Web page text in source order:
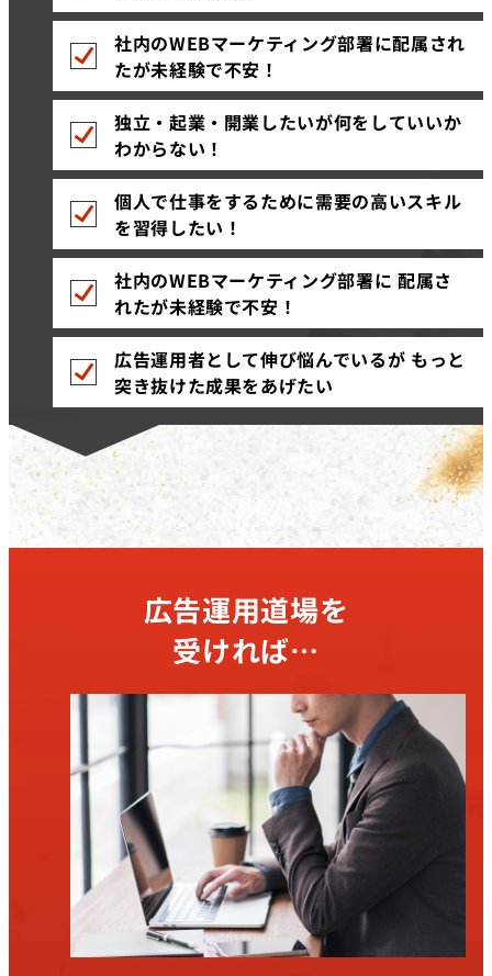
社内のWEBマーケティング部署に配属され
たが未経験で不安！
独立・起業・開業したいが何をしていいか
わからない！
個人で仕事をするために需要の高いスキル
を習得したい！
社内のWEBマーケティング部署に 配属さ
れたが未経験で不安！
広告運用者として伸び悩んでいるが もっと
突き抜けた成果をあげたい
広告運用道場を
受ければ…